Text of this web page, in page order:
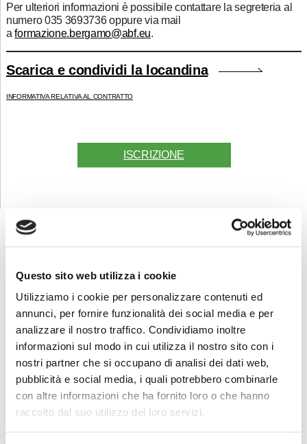
Questo sito web utilizza i cookie
Utilizziamo i cookie per personalizzare contenuti ed
annunci, per fornire funzionalità dei social media e per
analizzare il nostro traffico. Condividiamo inoltre
informazioni sul modo in cui utilizza il nostro sito con i
nostri partner che si occupano di analisi dei dati web,
pubblicità e social media, i quali potrebbero combinarle
con altre informazioni che ha fornito loro o che hanno
raccolto dal suo utilizzo dei loro servizi.
Per ulteriori informazioni è possibile contattare la segreteria al
numero 035 3693736 oppure via mail
aformazione.bergamo@abf.eu.
Scarica e condividi la locandina
INFORMATIVA RELATIVA AL CONTRATTO
ISCRIZIONE
FORMAZIONE
Seleziona e filtra per:
ADULTI
AZIENDE
DOPO LA TERZA MEDIA